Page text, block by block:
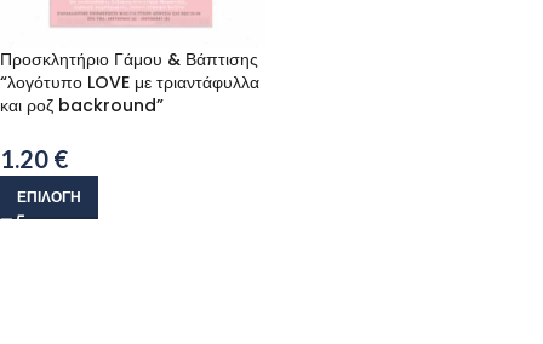
Προσκλητήριο Γάμου & Βάπτισης
“λογότυπο LOVE με τριαντάφυλλα
και ροζ backround”
1.20 €
ΕΠΙΛΟΓΉ